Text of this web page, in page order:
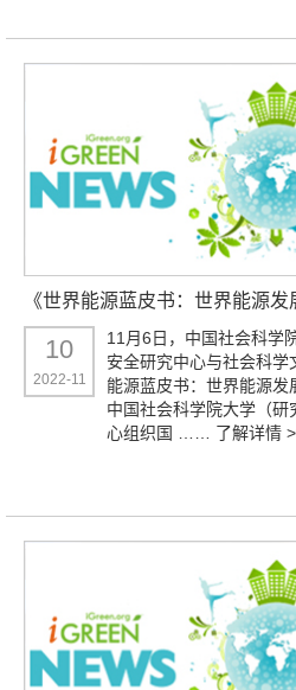
《世界能源蓝皮书：世界能源
10
2022-11
11月6日，中国社会科学
安全研究中心与社会科
能源蓝皮书：世界能源
中国社会科学院大学（
心组织国 …… 了解详情